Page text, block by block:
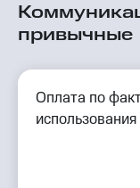
привычные
Оплата по
использования